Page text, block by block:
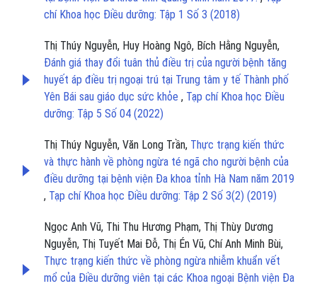
chí Khoa học Điều dưỡng: Tập 1 Số 3 (2018)
Thị Thúy Nguyễn, Huy Hoàng Ngô, Bích Hằng Nguyễn,
Đánh giá thay đổi tuân thủ điều trị của người bệnh tăng
huyết áp điều trị ngoại trú tại Trung tâm y tế Thành phố
Yên Bái sau giáo dục sức khỏe , Tạp chí Khoa học Điều
dưỡng: Tập 5 Số 04 (2022)
Thị Thúy Nguyễn, Văn Long Trần, Thực trạng kiến thức
và thực hành về phòng ngừa té ngã cho người bệnh của
điều dưỡng tại bệnh viện Đa khoa tỉnh Hà Nam năm 2019
, Tạp chí Khoa học Điều dưỡng: Tập 2 Số 3(2) (2019)
Ngọc Anh Vũ, Thi Thu Hương Phạm, Thị Thùy Dương
Nguyễn, Thị Tuyết Mai Đỗ, Thị Én Vũ, Chí Anh Minh Bùi,
Thực trạng kiến thức về phòng ngừa nhiễm khuẩn vết
mổ của Điều dưỡng viên tại các Khoa ngoại Bệnh viện Đa